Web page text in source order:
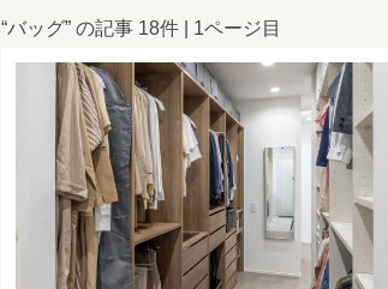
“バッグ” の記事 18件 | 1ページ目